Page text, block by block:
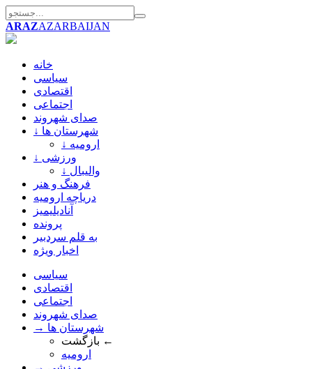
ARAZAZARBAIJAN
خانه
سیاسی
اقتصادی
اجتماعی
صدای شهروند
↓ شهرستان ها
↓ ارومیه
↓ ورزشی
↓ والیبال
فرهنگ و هنر
دریاچه ارومیه
آنادیلیمیز
پرونده
به قلم سردبیر
اخبار ویژه
سیاسی
اقتصادی
اجتماعی
صدای شهروند
→ شهرستان ها
بازگشت ←
ارومیه